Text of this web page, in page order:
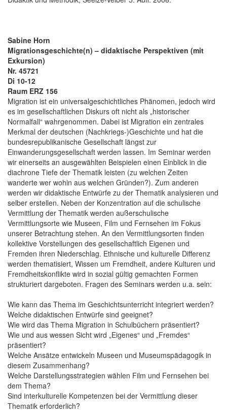
Sabine Horn
Migrationsgeschichte(n) – didaktische Perspektiven (mit
Exkursion)
Nr. 45721
Di 10-12
Raum ERZ 156
Migration ist ein universalgeschichtliches Phänomen, jedoch wird
es im gesellschaftlichen Diskurs oft nicht als „historischer
Normalfall“ wahrgenommen. Dabei ist Migration ein zentrales
Merkmal der deutschen (Nachkriegs-)Geschichte und hat die
bundesrepublikanische Gesellschaft längst zur
Einwanderungsgesellschaft werden lassen. Im Seminar werden
wir einerseits an ausgewählten Beispielen einen Einblick in die
diachrone Tiefe der Thematik leisten (zu welchen Zeiten
wanderte wer wohin aus welchen Gründen?). Zum anderen
werden wir didaktische Entwürfe zu der Thematik analysieren und
selber erstellen. Neben der Konzentration auf die schulische
Vermittlung der Thematik werden außerschulische
Vermittlungsorte wie Museen, Film und Fernsehen im Fokus
unserer Betrachtung stehen. An den Vermittlungsorten finden
kollektive Vorstellungen des gesellschaftlich Eigenen und
Fremden ihren Niederschlag. Ethnische und kulturelle Differenz
werden thematisiert, Wissen um Fremdheit, andere Kulturen und
Fremdheitskonflikte wird in sozial gültig gemachten Formen
strukturiert dargeboten. Fragen des Seminars werden u.a. sein:
Wie kann das Thema im Geschichtsunterricht integriert werden?
Welche didaktischen Entwürfe sind geeignet?
Wie wird das Thema Migration in Schulbüchern präsentiert?
Wie und aus wessen Sicht wird „Eigenes“ und „Fremdes“
präsentiert?
Welche Ansätze entwickeln Museen und Museumspädagogik in
diesem Zusammenhang?
Welche Darstellungsstrategien wählen Film und Fernsehen bei
dem Thema?
Sind interkulturelle Kompetenzen bei der Vermittlung dieser
Thematik erforderlich?